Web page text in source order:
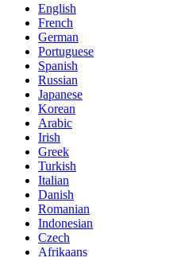
English
French
German
Portuguese
Spanish
Russian
Japanese
Korean
Arabic
Irish
Greek
Turkish
Italian
Danish
Romanian
Indonesian
Czech
Afrikaans